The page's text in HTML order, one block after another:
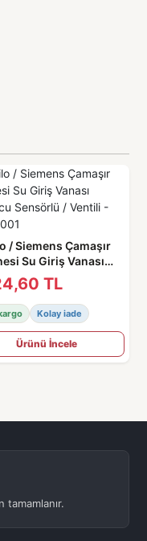
/ Siemens Çamaşır
Su Giriş Vanası
Sensörlü / Ventili -
TL
Kolay iade
Ürünü İncele